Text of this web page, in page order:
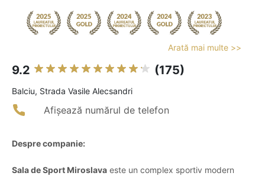
Arată mai multe >>
9.2 (175)
Balciu, Strada Vasile Alecsandri
Afișează numărul de telefon
Despre companie:
Sala de Sport Miroslava este un complex sportiv modern